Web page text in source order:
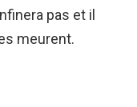
pas et il
meurent.